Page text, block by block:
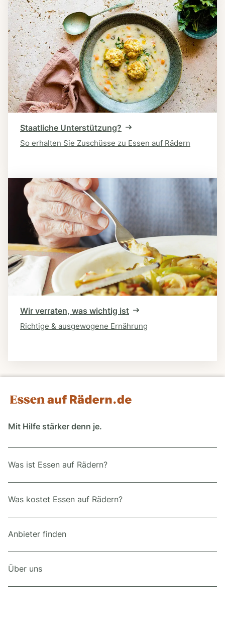
Staatliche Unterstützung?
So erhalten Sie Zuschüsse zu Essen auf Rädern
Wir verraten, was wichtig ist
Richtige & ausgewogene Ernährung
Mit Hilfe stärker denn je.
Was ist Essen auf Rädern?
Was kostet Essen auf Rädern?
Anbieter finden
Über uns